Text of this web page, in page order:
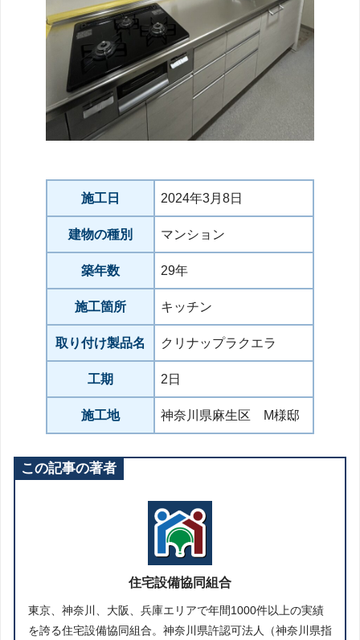
施工日 2024年3月8日
建物の種別 マンション
築年数 29年
施工箇所 キッチン
取り付け製品名 クリナップラクエラ
工期 2日
施工地 神奈川県麻生区 M様邸
この記事の著者
住宅設備協同組合
東京、神奈川、大阪、兵庫エリアで年間1000件以上の実績
を誇る住宅設備協同組合。神奈川県許認可法人（神奈川県指